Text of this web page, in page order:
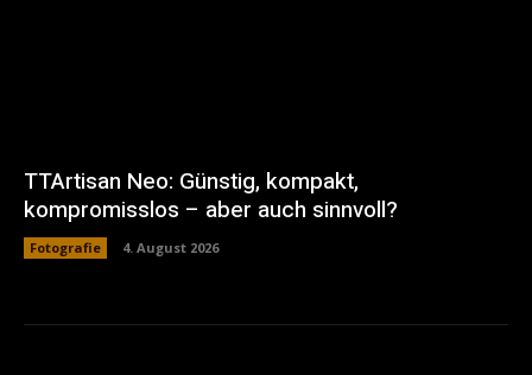
TTArtisan Neo: Günstig, kompakt,
kompromisslos – aber auch sinnvoll?
Fotografie 4. August 2026